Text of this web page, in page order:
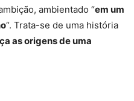
ambientado “em um
“. Trata-se de uma história
as origens de uma